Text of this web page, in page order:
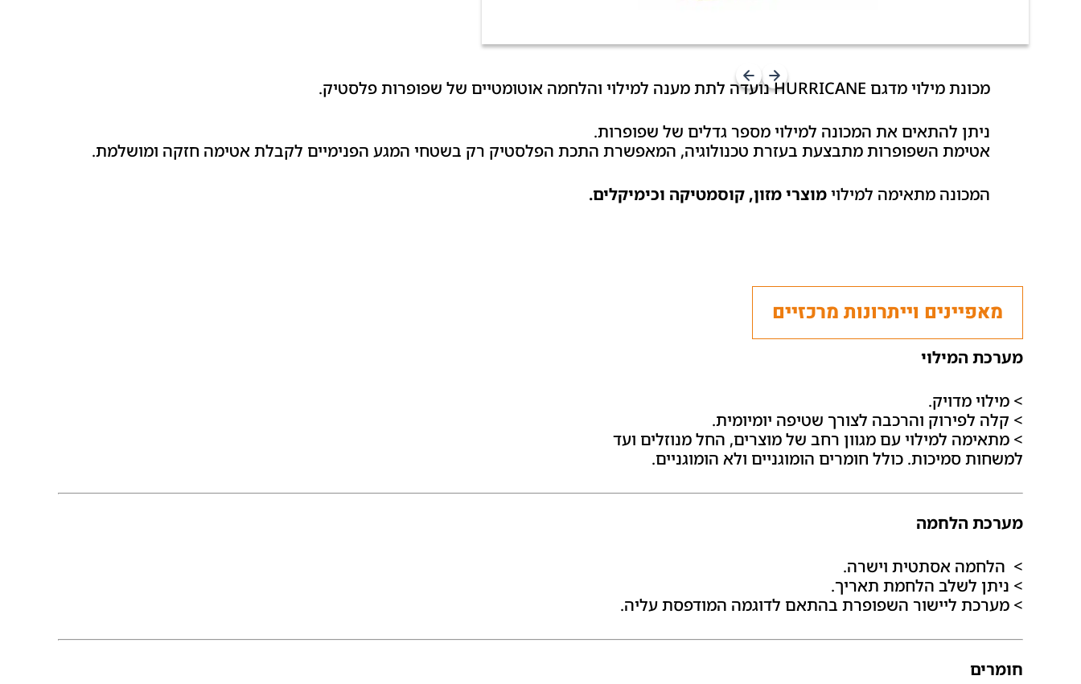
מכונת מילוי מדגם HURRICANE נועדה לתת מענה למילוי והלחמה אוטומטיים של שפופרות פלסטיק.
ניתן להתאים את המכונה למילוי מספר גדלים של שפופרות.
אטימת השפופרות מתבצעת בעזרת טכנולוגיה, המאפשרת התכת הפלסטיק רק בשטחי המגע הפנימיים לקבלת אטימה חזקה ומושלמת.
המכונה מתאימה למילוימוצרי מזון, קוסמטיקה וכימיקלים.
מאפיינים וייתרונות מרכזיים
מערכת המילוי
> מילוי מדויק.
> קלה לפירוק והרכבה לצורך שטיפה יומיומית.
> מתאימה למילוי עם מגוון רחב של מוצרים, החל מנוזלים ועד
למשחות סמיכות. כולל חומרים הומוגניים ולא הומוגניים.
מערכת הלחמה
> הלחמה אסתטית וישרה.
> ניתן לשלב הלחמת תאריך.
> מערכת ליישור השפופרת בהתאם לדוגמה המודפסת עליה.
חומרים